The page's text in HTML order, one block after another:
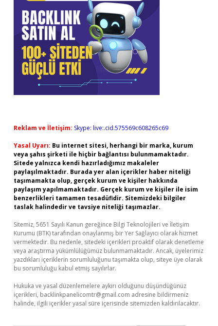
Reklam ve İletişim: Skype: live:.cid.575569c608265c69
Yasal Uyarı: Bu internet sitesi, herhangi bir marka, kurum
veya şahıs şirketi ile hiçbir bağlantısı bulunmamaktadır.
Sitede yalnızca kendi hazırladığımız makaleler
paylaşılmaktadır. Burada yer alan içerikler haber niteliği
taşımamakta olup, gerçek kurum ve kişiler hakkında
paylaşım yapılmamaktadır. Gerçek kurum ve kişiler ile isim
benzerlikleri tamamen tesadüfidir. Sitemizdeki bilgiler
taslak halindedir ve tavsiye niteliği taşımazlar.
Sitemiz, 5651 Sayılı Kanun gereğince Bilgi Teknolojileri ve İletişim
Kurumu (BTK) tarafından onaylanmış bir Yer Sağlayıcı olarak hizmet
vermektedir. Bu nedenle, sitedeki içerikleri proaktif olarak denetleme
veya araştırma yükümlülüğümüz bulunmamaktadır. Ancak, üyelerimiz
yazdıkları içeriklerin sorumluluğunu taşımakta olup, siteye üye olarak
bu sorumluluğu kabul etmiş sayılırlar.
Hukuka ve yasal düzenlemelere aykırı olduğunu düşündüğünüz
içerikleri, backlinkpanelicomtr@gmail.com adresine bildirmeniz
halinde, ilgili içerikler yasal süre içerisinde sitemizden kaldırılacaktır.